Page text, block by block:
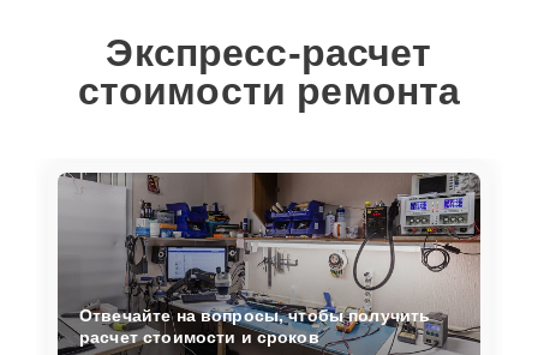
Экспресс-расчет
стоимости ремонта
Отвечайте на вопросы, чтобы получить
расчет стоимости и сроков